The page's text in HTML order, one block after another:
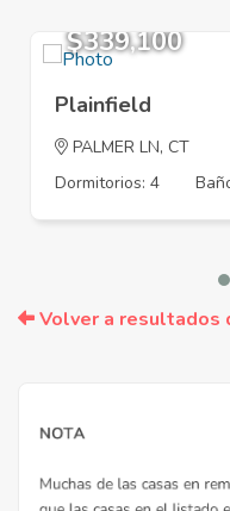
$339,100
Plainfield
PALMER LN, CT
Dormitorios: 4
Volver a resultados